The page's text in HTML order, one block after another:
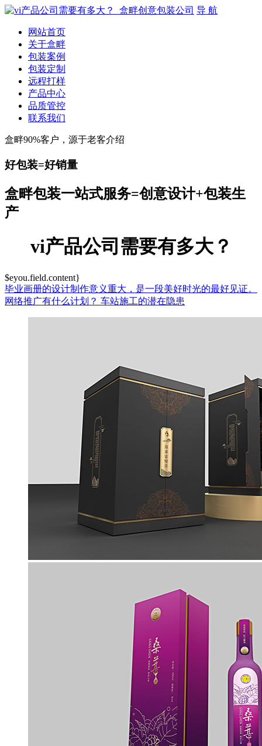
导 航
网站首页
关于盒畔
包装案例
包装定制
远程打样
产品中心
品质管控
联系我们
盒畔90%客户，源于老客介绍
好包装=好销量
盒畔包装一站式服务=创意设计+包装生
产
vi产品公司需要有多大？
$eyou.field.content}
毕业画册的设计制作意义重大，是一段美好时光的最好见证。
网络推广有什么计划？ 车站施工的潜在隐患